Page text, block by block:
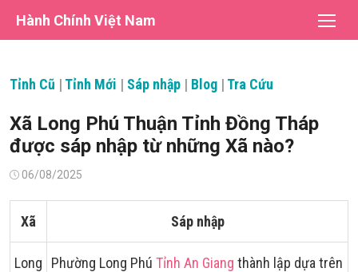
Hành Chính Việt Nam
Tỉnh Cũ | Tỉnh Mới | Sáp nhập | Blog | Tra Cứu
Xã Long Phú Thuận Tỉnh Đồng Tháp
được sáp nhập từ những Xã nào?
Đăng06/08/2025
Xã Sáp nhập
Long
Phường Long Phú Tỉnh An Giang thành lập dựa trên